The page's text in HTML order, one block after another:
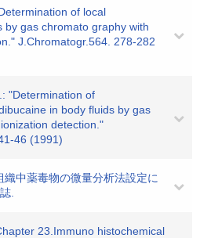
of local
by gas chromato graphy with
J.Chromatogr.564. 278-282
"Determination of
in body fluids by gas
detection."
46 (1991)
中薬毒物の微量分析法設定に
.
23.Immuno histochemical